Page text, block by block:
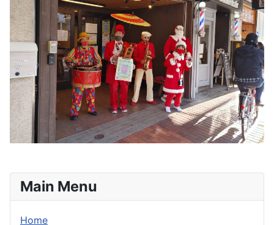
Main Menu
Home